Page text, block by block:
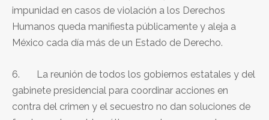
impunidad en casos de violación a los Derechos
Humanos queda manifiesta públicamente y aleja a
México cada día más de un Estado de Derecho.
6. La reunión de todos los gobiernos estatales y del
gabinete presidencial para coordinar acciones en
contra del crimen y el secuestro no dan soluciones de